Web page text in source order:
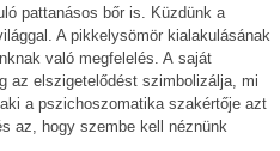
pattanásos bőr is. Küzdünk a
A pikkelysömör kialakulásának
való megfelelés. A saját
az elszigetelődést szimbolizálja, mi
a pszichoszomatika szakértője azt
az, hogy szembe kell néznünk